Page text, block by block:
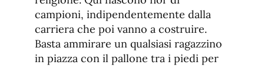
campioni, indipendentemente dalla
carriera che poi vanno a costruire.
Basta ammirare un qualsiasi ragazzino
in piazza con il pallone tra i piedi per